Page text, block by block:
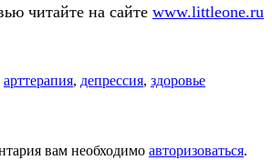
читайте на сайте www.littleone.ru
арттерапия, депрессия, здоровье
вам необходимо авторизоваться.